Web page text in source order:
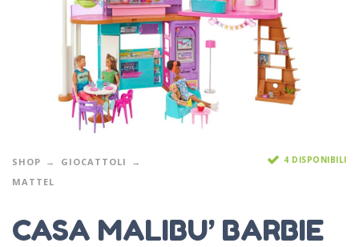
SHOP
GIOCATTOLI
MATTEL
4 DISPONIBILI
CASA MALIBU’ BARBIE